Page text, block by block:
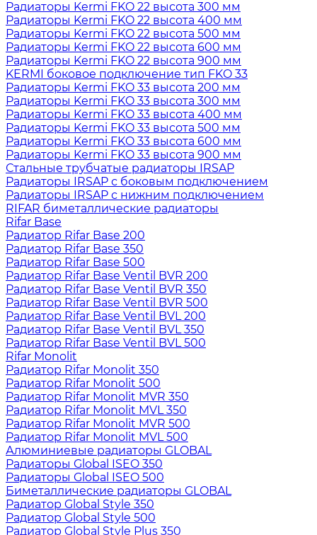
Радиаторы Kermi FKO 22 высота 300 мм
Радиаторы Kermi FKO 22 высота 400 мм
Радиаторы Kermi FKO 22 высота 500 мм
Радиаторы Kermi FKO 22 высота 600 мм
Радиаторы Kermi FKO 22 высота 900 мм
KERMI боковое подключение тип FKO 33
Радиаторы Kermi FKO 33 высота 200 мм
Радиаторы Kermi FKO 33 высота 300 мм
Радиаторы Kermi FKO 33 высота 400 мм
Радиаторы Kermi FKO 33 высота 500 мм
Радиаторы Kermi FKO 33 высота 600 мм
Радиаторы Kermi FKO 33 высота 900 мм
Стальные трубчатые радиаторы IRSAP
Радиаторы IRSAP с боковым подключением
Радиаторы IRSAP с нижним подключением
RIFAR биметаллические радиаторы
Rifar Base
Радиатор Rifar Base 200
Радиатор Rifar Base 350
Радиатор Rifar Base 500
Радиатор Rifar Base Ventil BVR 200
Радиатор Rifar Base Ventil BVR 350
Радиатор Rifar Base Ventil BVR 500
Радиатор Rifar Base Ventil BVL 200
Радиатор Rifar Base Ventil BVL 350
Радиатор Rifar Base Ventil BVL 500
Rifar Monolit
Радиатор Rifar Monolit 350
Радиатор Rifar Monolit 500
Радиатор Rifar Monolit MVR 350
Радиатор Rifar Monolit MVL 350
Радиатор Rifar Monolit MVR 500
Радиатор Rifar Monolit MVL 500
Алюминиевые радиаторы GLOBAL
Радиаторы Global ISEO 350
Радиаторы Global ISEO 500
Биметаллические радиаторы GLOBAL
Радиатор Global Style 350
Радиатор Global Style 500
Радиатор Global Style Plus 350